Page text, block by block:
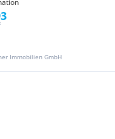
Immobilien GmbH